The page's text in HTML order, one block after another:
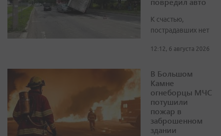
К счастью,
пострадавших нет
12:12, 6 августа 2026
В Большом
Камне
огнеборцы МЧС
потушили
пожар в
заброшенном
здании